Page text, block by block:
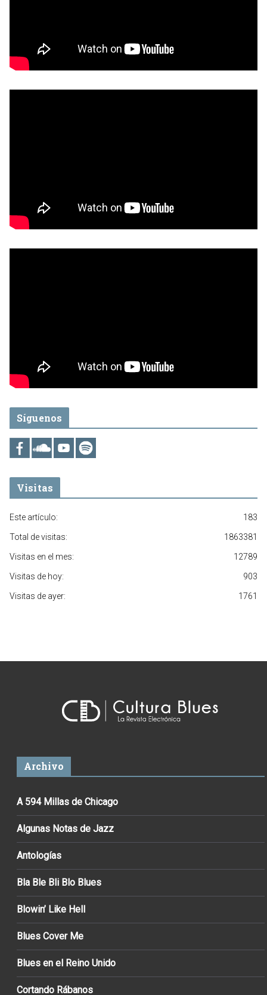
Síguenos
Visitas
183
Este artículo:
1863381
Total de visitas:
12789
Visitas en el mes:
903
Visitas de hoy:
1761
Visitas de ayer:
Archivo
A 594 Millas de Chicago
Algunas Notas de Jazz
Antologías
Bla Ble Bli Blo Blues
Blowin’ Like Hell
Blues Cover Me
Blues en el Reino Unido
Cortando Rábanos